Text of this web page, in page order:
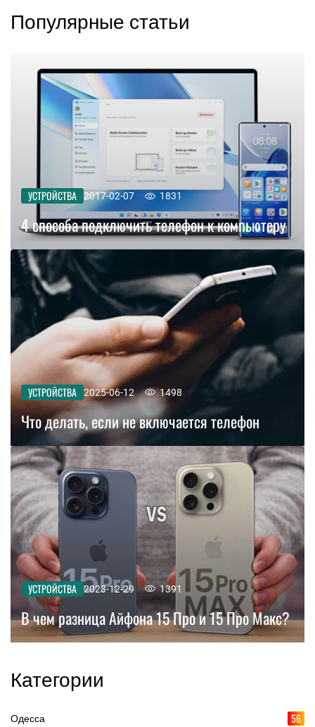
Популярные статьи
УСТРОЙСТВА 2017-02-07 1831
4 способа подключить телефон к компьютеру
УСТРОЙСТВА 2025-06-12 1498
Что делать, если не включается телефон
УСТРОЙСТВА 2023-12-29 1391
В чем разница Айфона 15 Про и 15 Про Макс?
Категории
Одесса 56